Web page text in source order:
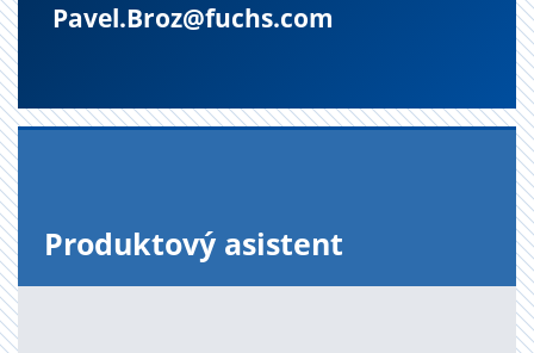
Pavel.Broz@fuchs.com
Pro­duk­to­vý asi­s­tent